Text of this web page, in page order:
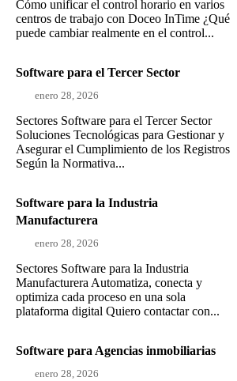
Cómo unificar el control horario en varios
centros de trabajo con Doceo InTime ¿Qué
puede cambiar realmente en el control...
Software para el Tercer Sector
enero 28, 2026
Sectores Software para el Tercer Sector
Soluciones Tecnológicas para Gestionar y
Asegurar el Cumplimiento de los Registros
Según la Normativa...
Software para la Industria
Manufacturera
enero 28, 2026
Sectores Software para la Industria
Manufacturera Automatiza, conecta y
optimiza cada proceso en una sola
plataforma digital Quiero contactar con...
Software para Agencias inmobiliarias
enero 28, 2026